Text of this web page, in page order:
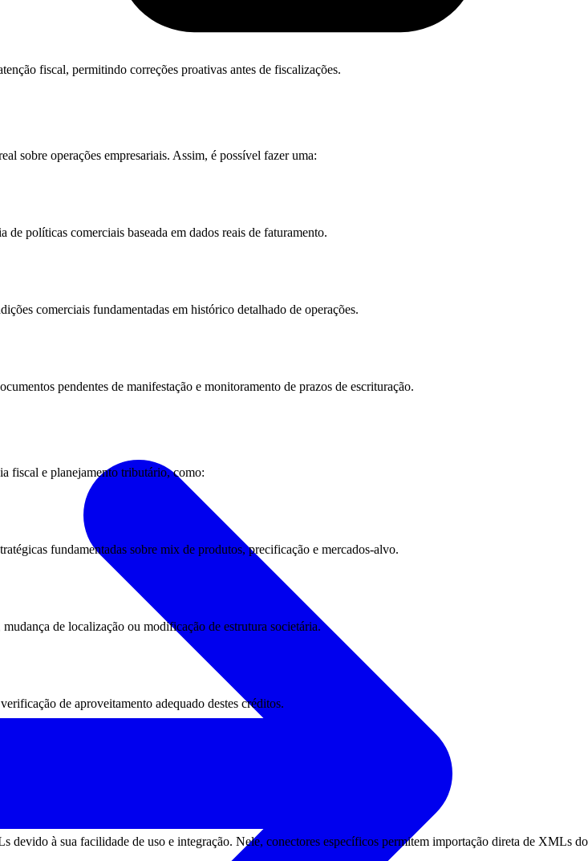
fiscal, permitindo correções proativas antes de fiscalizações.
sobre operações empresariais. Assim, é possível fazer uma:
políticas comerciais baseada em dados reais de faturamento.
comerciais fundamentadas em histórico detalhado de operações.
pendentes de manifestação e monitoramento de prazos de escrituração.
fiscal e planejamento tributário, como:
fundamentadas sobre mix de produtos, precificação e mercados-alvo.
de localização ou modificação de estrutura societária.
de aproveitamento adequado destes créditos.
devido à sua facilidade de uso e integração. Nele, conectores específicos permitem importação direta de XMLs do